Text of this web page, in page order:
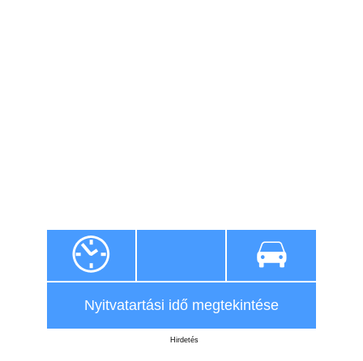
Nyitvatartási idő megtekintése
Hirdetés